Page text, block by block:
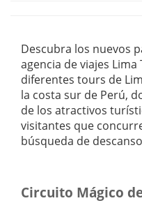
Descubra los nuevos
agencia de viajes
diferentes tours de
la costa sur de Perú,
de los atractivos
visitantes que
búsqueda de
Circuito Mágico